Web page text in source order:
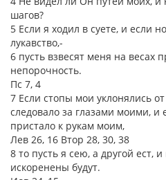
шагов?
5 Если я ходил в суете, и если
лукавство,-
6 пусть взвесят меня на весах
непорочность.
Пс 7, 4
7 Если стопы мои уклонялись
следовало за глазами моими, и
пристало к рукам моим,
Лев 26, 16 Втор 28, 30, 38
8 то пусть я сею, а другой ест,
искоренены будут.